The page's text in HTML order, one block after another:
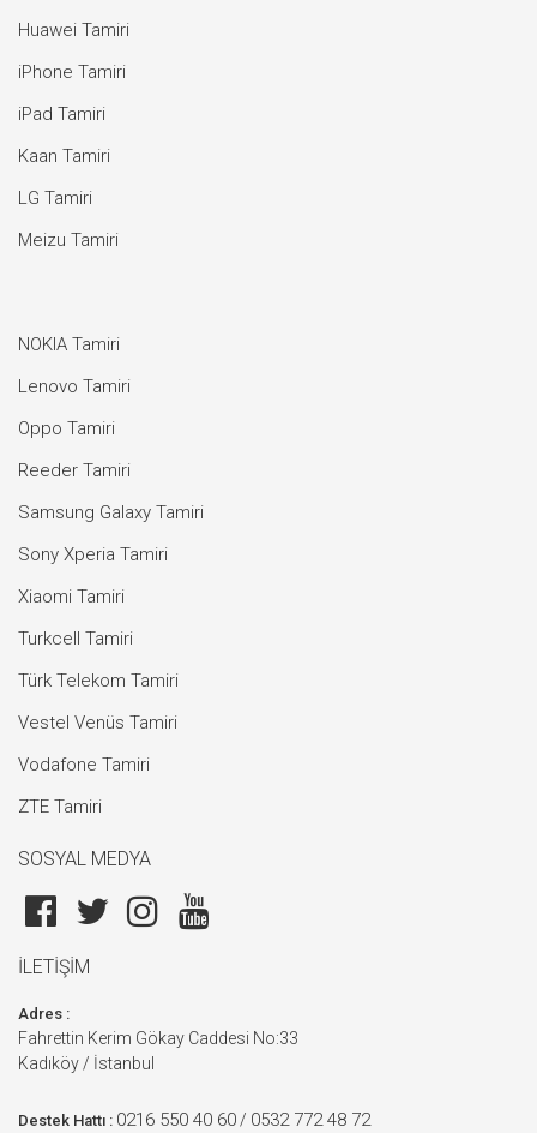
Huawei Tamiri
iPhone Tamiri
iPad Tamiri
Kaan Tamiri
LG Tamiri
Meizu Tamiri
NOKIA Tamiri
Lenovo Tamiri
Oppo Tamiri
Reeder Tamiri
Samsung Galaxy Tamiri
Sony Xperia Tamiri
Xiaomi Tamiri
Turkcell Tamiri
Türk Telekom Tamiri
Vestel Venüs Tamiri
Vodafone Tamiri
ZTE Tamiri
SOSYAL MEDYA
İLETİŞİM
Adres :
Fahrettin Kerim Gökay Caddesi No:33
Kadıköy / İstanbul
Destek Hattı : 0216 550 40 60 / 0532 772 48 72